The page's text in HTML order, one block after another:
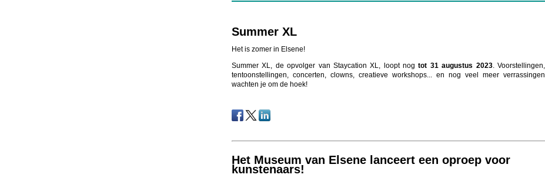
Summer XL
Het is zomer in Elsene!
Summer XL, de opvolger van Staycation XL, loopt nogtot 31 augustus 2023. Voorstellingen,
tentoonstellingen, concerten, clowns, creatieve workshops... en nog veel meer verrassingen
wachten je om de hoek!
Het Museum van Elsene lanceert een oproep voor
kunstenaars!